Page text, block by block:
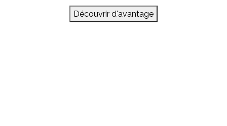
Découvrir d'avantage